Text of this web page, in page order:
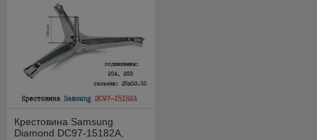
Крестовина Samsung
Diamond DС97-15182А,